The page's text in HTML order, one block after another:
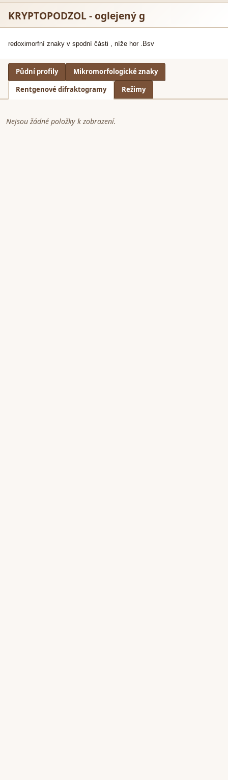
KRYPTOPODZOL - oglejený g
redoximorfní znaky v spodní části , níže hor .Bsv
Půdní profily
Mikromorfologické znaky
Rentgenové difraktogramy
Režimy